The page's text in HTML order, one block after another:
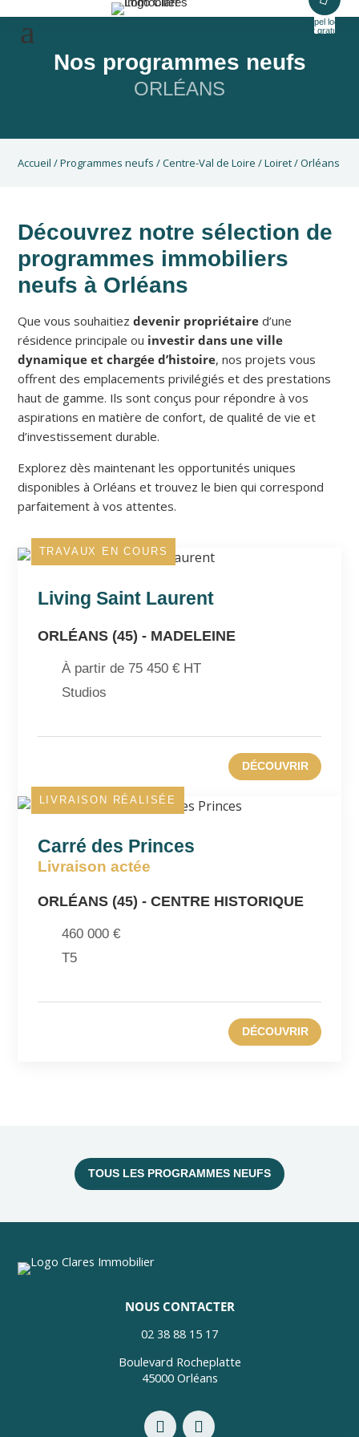
Appel local
et gratuit
Nos programmes neufs
ORLÉANS
Accueil /Programmes neufs /Centre-Val de Loire /Loiret/Orléans
Découvrez notre sélection de
programmes immobiliers
neufs à Orléans
Que vous souhaitiezdevenir propriétaire d’une
résidence principale ou investir dans une ville
dynamique et chargée d’histoire, nos projets vous
offrent des emplacements privilégiés et des prestations
haut de gamme. Ils sont conçus pour répondre à vos
aspirations en matière de confort, de qualité de vie et
d’investissement durable.
Explorez dès maintenant les opportunités uniques
disponibles à Orléans et trouvez le bien qui correspond
parfaitement à vos attentes.
TRAVAUX EN COURS
Living Saint Laurent
ORLÉANS (45) - MADELEINE
À partir de 75 450 € HT
Studios
DÉCOUVRIR
LIVRAISON RÉALISÉE
Carré des Princes
Livraison actée
ORLÉANS (45) - CENTRE HISTORIQUE
460 000 €
T5
DÉCOUVRIR
TOUS LES PROGRAMMES NEUFS
NOUS CONTACTER
02 38 88 15 17
Boulevard Rocheplatte
45000 Orléans